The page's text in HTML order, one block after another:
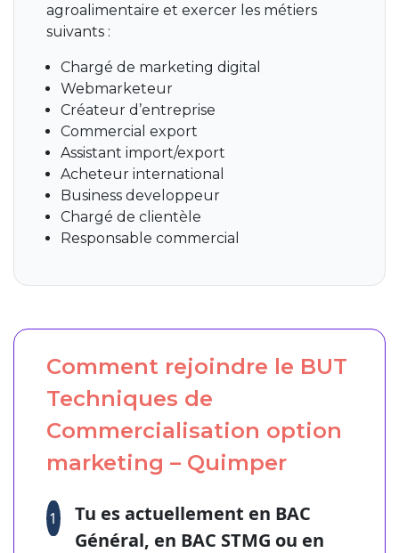
agroalimentaire et exercer les métiers
suivants :
Chargé de marketing digital
Webmarketeur
Créateur d’entreprise
Commercial export
Assistant import/export
Acheteur international
Business developpeur
Chargé de clientèle
Responsable commercial
Comment rejoindre le BUT
Techniques de
Commercialisation option
marketing – Quimper
1
Tu es actuellement en BAC
Général, en BAC STMG ou en